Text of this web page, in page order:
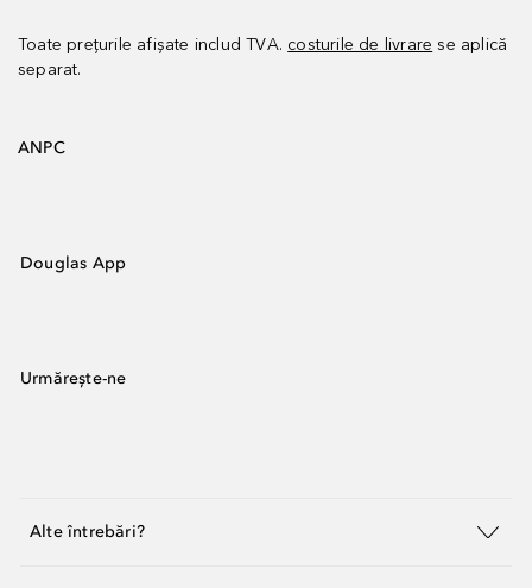
Toate prețurile afișate includ TVA. costurile de livrare se aplică
separat.
ANPC
Douglas App
Urmărește-ne
Alte întrebări?